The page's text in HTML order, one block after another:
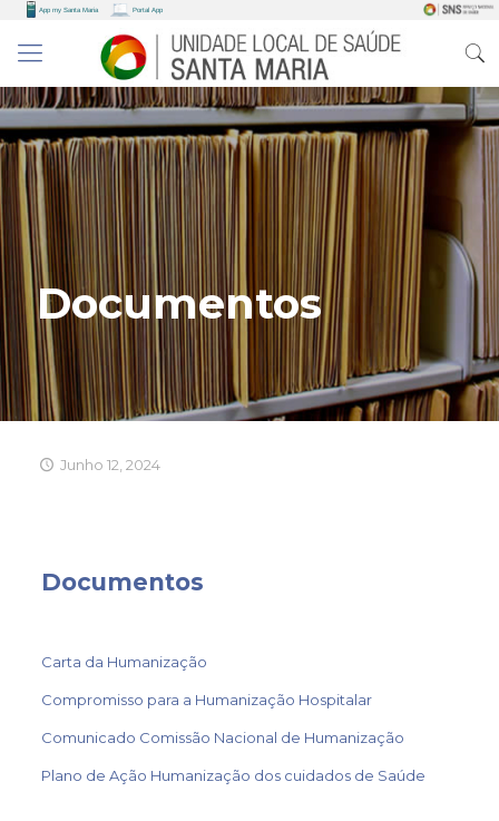
Documentos
Junho 12, 2024
Documentos
Carta da Humanização
Compromisso para a Humanização Hospitalar
Comunicado Comissão Nacional de Humanização
Plano de Ação Humanização dos cuidados de Saúde